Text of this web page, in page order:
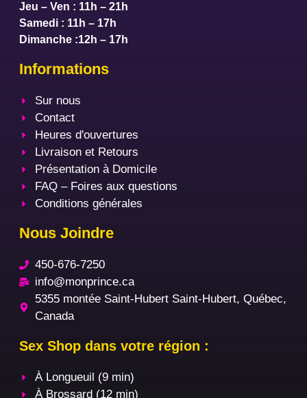
Jeu – Ven : 11h – 21h
Samedi : 11h – 17h
Dimanche :12h – 17h
Informations
Sur nous
Contact
Heures d'ouvertures
Livraison et Retours
Présentation à Domicile
FAQ – Foires aux questions
Conditions générales
Nous Joindre
450-676-7250
info@monprince.ca
5355 montée Saint-Hubert Saint-Hubert, Québec,
Canada
Sex Shop dans votre région :
À Longueuil (9 min)
À Brossard (12 min)